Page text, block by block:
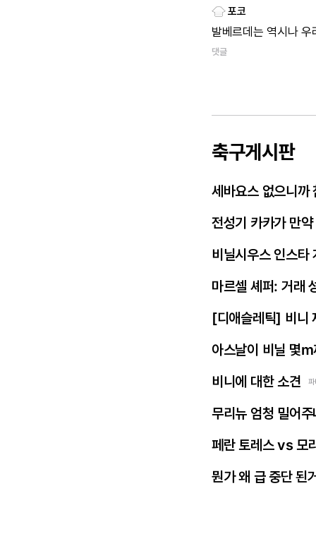
포코
발베르데는 역시나 우
댓글
축구게시판
세바요스 없으니까
전성기 카카가 만
비닐시우스 인스타
마르셀 셰퍼: 거래
[디애슬레틱] 비니
아스날이 비닐 몇
비니에 대한 소견
무리뉴 엄청 밀어
페란 토레스 vs 모
뭔가 왜 급 중단 된